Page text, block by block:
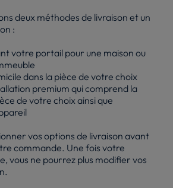
deux méthodes de livraison et un
:
votre portail pour une maison ou
dans la pièce de votre choix
premium qui comprend la
de votre choix ainsi que
vos options de livraison avant
commande. Une fois votre
vous ne pourrez plus modifier vos